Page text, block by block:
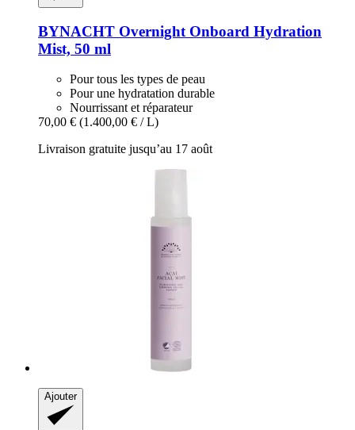
BYNACHT Overnight Onboard Hydration
Mist, 50 ml
Pour tous les types de peau
Pour une hydratation durable
Nourrissant et réparateur
70,00 € (1.400,00 € / L)
Livraison gratuite jusqu’au 17 août
Ajouter